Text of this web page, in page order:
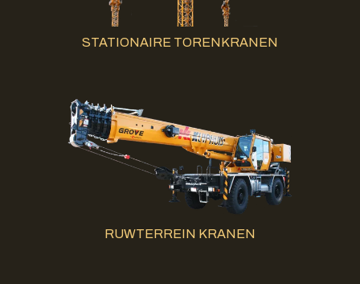
STATIONAIRE TORENKRANEN
RUWTERREIN KRANEN